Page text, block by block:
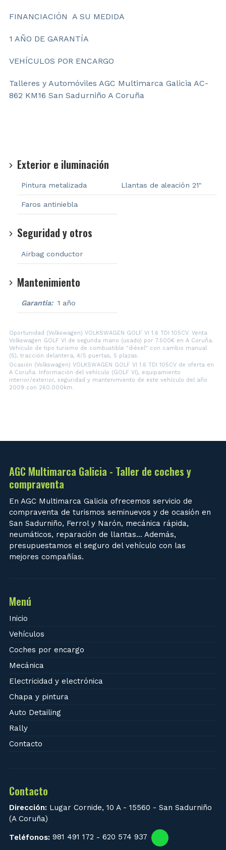
FINANCIACIÓN A SU MEDIDA
1 AÑO DE GARANTÍA
VEHÍCULOS POR ENCARGO
Talleres y Automóviles AGC Multimarca Galicia AC-
862 KM16 San Sadurniño A Coruña
Exterior e iluminación
Pintura metalizada Llantas de aleación 21"
Faros antiniebla
Seguridad y otros
Airbag conductor
Mantenimiento
Garantia: 1 año
Oportunidad (Volkswagen) VOLKSWAGEN GOLF VI 1.6 TDI 105CV. Venta
Volkswagen GOLF VI de segunda mano (usado) por 7.500€ en A Coruña.
Vehículo de tipo turismo de combustible "diésel" con cambio manual
(5), tracción delantera, 4/5 puertas, 5 plazas.
Ocasión (Volkswagen) VOLKSWAGEN GOLF VI 1.6 TDI 105CV de oferta en
A Coruña. Información del vehículo (GOLF VI), equipamiento
interior/exterior, seguridad y mantenimiento de este vehículo del año
2009 con 260.000km.
AGC Multimarca Galicia - Taller de coches y
compraventa
En AGC Multimarca Galicia ofrecemos servicio de
compraventa de turismos seminuevos y de ocasión en
San Sadurniño, Ferrol y Narón, mecánica rápida,
neumáticos, reparación de llantas... Además,
presupuestamos el seguro del vehículo con las
mejores compañías.
Menú
Inicio
Vehículos
Coches por encargo
Mecánica
Electricidad y electrónica
Chapa y pintura
Auto Detailing
Rally
Contacto
Contacto
Dirección: Lugar Cornide, 10 A - 15560 - San Sadurniño
(A Coruña)
Teléfonos: 981 491 172 - 620 574 937